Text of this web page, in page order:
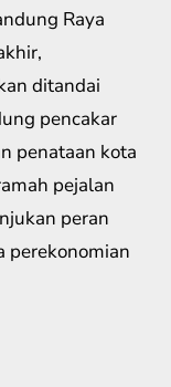
Raya
ditandai
pencakar
penataan kota
pejalan
peran
perekonomian